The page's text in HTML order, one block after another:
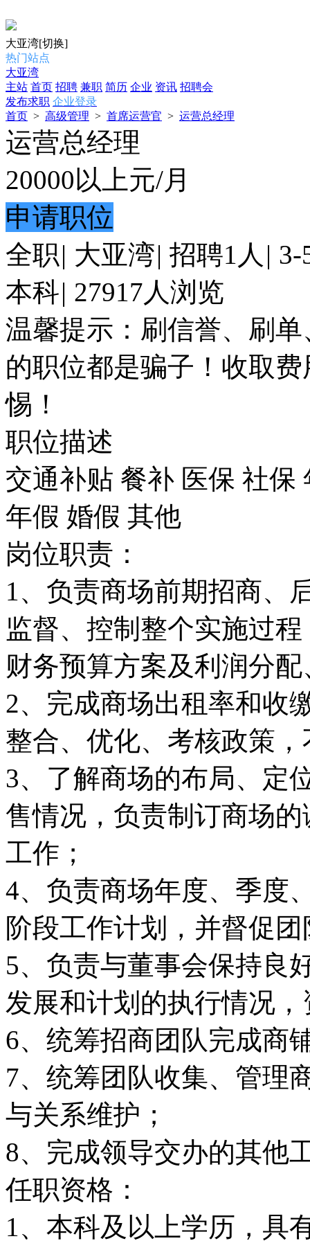
大亚湾[切换]
热门站点
大亚湾
主站 首页 招聘 兼职 简历 企业 资讯 招聘会
发布求职 企业登录
首页 > 高级管理 > 首席运营官 > 运营总经理
运营总经理
20000以上元/月
申请职位
全职| 大亚湾| 招聘1人 | 3-
本科| 27917人浏览
温馨提示：刷信誉、刷
的职位都是骗子！收取
惕！
职位描述
交通补贴 餐补 医保 社保
年假 婚假 其他
岗位职责：
1、负责商场前期招商、
监督、控制整个实施过
财务预算方案及利润分
2、完成商场出租率和收
整合、优化、考核政策
3、了解商场的布局、定
售情况，负责制订商场
工作；
4、负责商场年度、季度
阶段工作计划，并督促
5、负责与董事会保持良
发展和计划的执行情况
6、统筹招商团队完成商
7、统筹团队收集、管理
与关系维护；
8、完成领导交办的其他
任职资格：
1、本科及以上学历，具